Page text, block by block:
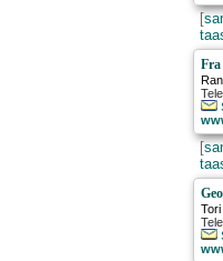
[
Fra
[
Tori